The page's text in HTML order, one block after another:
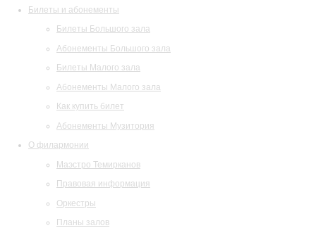
Билеты и абонементы
Билеты Большого зала
Абонементы Большого зала
Билеты Малого зала
Абонементы Малого зала
Как купить билет
Абонементы Музитория
О филармонии
Маэстро Темирканов
Правовая информация
Оркестры
Планы залов